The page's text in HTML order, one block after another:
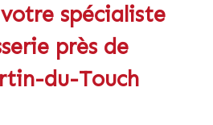
spécialiste
près de
du-Touch